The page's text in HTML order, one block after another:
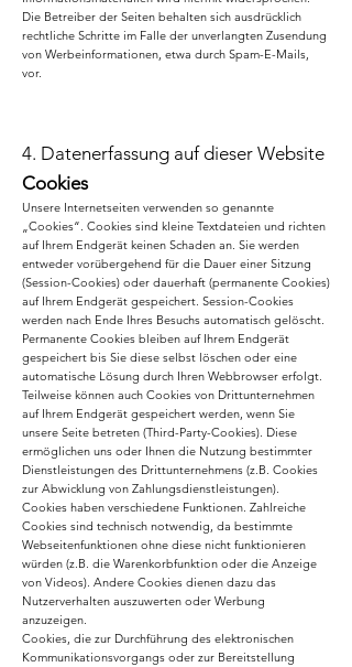
Die Betreiber der Seiten behalten sich ausdrücklich
rechtliche Schritte im Falle der unverlangten Zusendung
von Werbeinformationen, etwa durch Spam-E-Mails,
vor.
4. Datenerfassung auf dieser Website
Cookies
Unsere Internetseiten verwenden so genannte
„Cookies“. Cookies sind kleine Textdateien und richten
auf Ihrem Endgerät keinen Schaden an. Sie werden
entweder vorübergehend für die Dauer einer Sitzung
(Session-Cookies) oder dauerhaft (permanente Cookies)
auf Ihrem Endgerät gespeichert. Session-Cookies
werden nach Ende Ihres Besuchs automatisch gelöscht.
Permanente Cookies bleiben auf Ihrem Endgerät
gespeichert bis Sie diese selbst löschen oder eine
automatische Lösung durch Ihren Webbrowser erfolgt.
Teilweise können auch Cookies von Drittunternehmen
auf Ihrem Endgerät gespeichert werden, wenn Sie
unsere Seite betreten (Third-Party-Cookies). Diese
ermöglichen uns oder Ihnen die Nutzung bestimmter
Dienstleistungen des Drittunternehmens (z.B. Cookies
zur Abwicklung von Zahlungsdienstleistungen).
Cookies haben verschiedene Funktionen. Zahlreiche
Cookies sind technisch notwendig, da bestimmte
Webseitenfunktionen ohne diese nicht funktionieren
würden (z.B. die Warenkorbfunktion oder die Anzeige
von Videos). Andere Cookies dienen dazu das
Nutzerverhalten auszuwerten oder Werbung
anzuzeigen.
Cookies, die zur Durchführung des elektronischen
Kommunikationsvorgangs oder zur Bereitstellung